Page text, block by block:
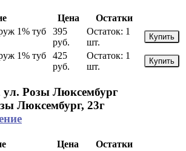
Цена
Остатки
1% туб
395
руб.
Остаток: 1
шт.
Купить
1% туб
425
руб.
Остаток: 1
шт.
Купить
Розы Люксембург
Люксембург, 23г
Цена
Остатки